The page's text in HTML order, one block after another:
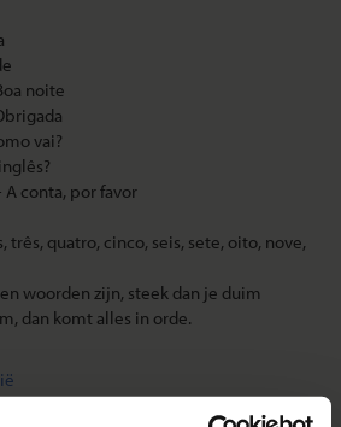
noite
vai?
conta, por favor
três, quatro, cinco, seis, sete, oito, nove,
woorden zijn, steek dan je duim
dan komt alles in orde.